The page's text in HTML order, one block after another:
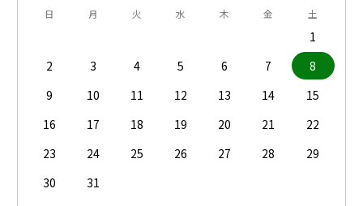
日 月 火 水 木 金 土
1
2
3 4 5 6 7
8
9
10 11 12 13 14
15
16
17 18 19 20 21
22
23
24 25 26 27 28
29
30
31